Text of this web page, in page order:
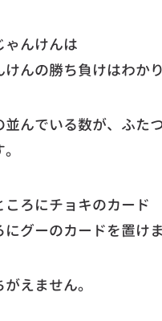
ゃんけんは
んの勝ち負けはわか
並んでいる数が、ふた
ころにチョキのカード
グーのカードを置けま
えません。